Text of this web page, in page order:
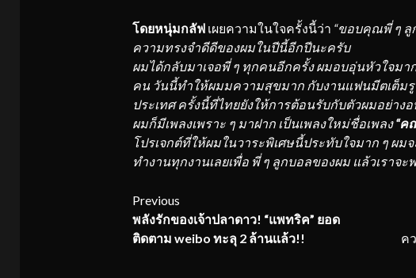
โดยหนุ่มกลัฟเผยความในใจครั้งนี้ว่า “ขอบคุณพี่ ๆ
ความทรงจำดีดีของผมในปีนี้อีกปีนะครับ
ผมได้กลับมาเจอพี่ ๆ ทุกคนอีกครั้ง ผมอบอุ่นหัวใจมา
คน วันนี้ทำให้ผมมความสุขมาก กับงานแฟนมีตเต็ม
ประเทศ ครั้งนี้ที่ไทยยังให้การต้อนรับกับตัวผมอย่าง
ผมก็มีเพลงเพราะ ๆ มาฝาก เป็นเพลงใหม่ชื่อเพลง“ค
โปรเจกต์ที่ให้ผมในวาระพิเศษนี้ประทับใจมาก ๆ ผม
ทำงานทุกงานเลยเพื่อ พี่ ๆ ลูกบอลของผม แล้วเราจ
Continue
Reading
Previous
พลังรักของเจ้าปลาดาว! “แพทริค” ยอด
ติดตาม weibo ทะลุ 2 ล้านเเล้ว!!
ค